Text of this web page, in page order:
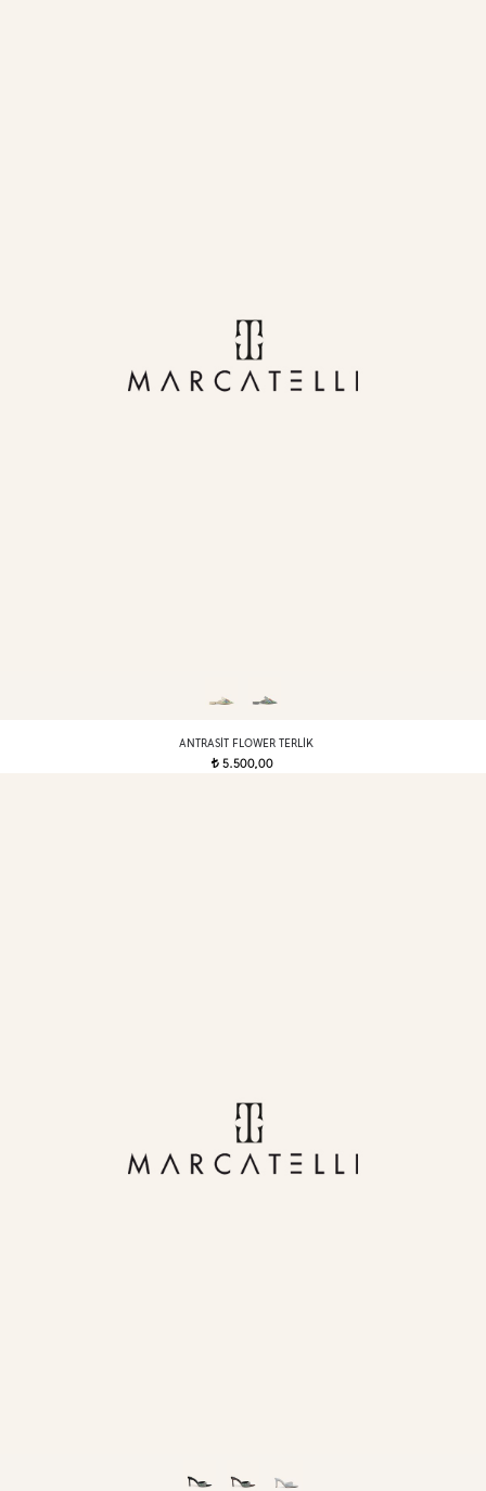
ANTRASIT FLOWER TERLIK
t5.500,00